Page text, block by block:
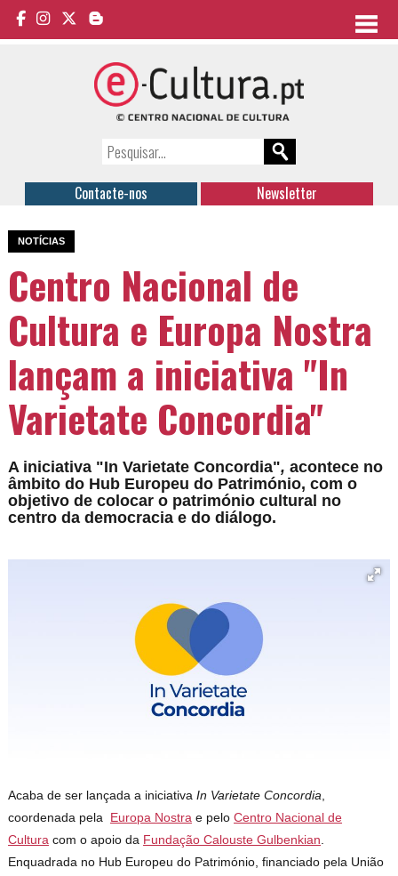
Contacte-nos Newsletter
NOTÍCIAS
Centro Nacional de
Cultura e Europa Nostra
lançam a iniciativa "In
Varietate Concordia"
A iniciativa "In Varietate Concordia", acontece no
âmbito do Hub Europeu do Património, com o
objetivo de colocar o património cultural no
centro da democracia e do diálogo.
Acaba de ser lançada a iniciativaIn Varietate Concordia,
coordenada pela Europa Nostra e peloCentro Nacional de
Cultura com o apoio da Fundação Calouste Gulbenkian.
Enquadrada no Hub Europeu do Património, financiado pela União